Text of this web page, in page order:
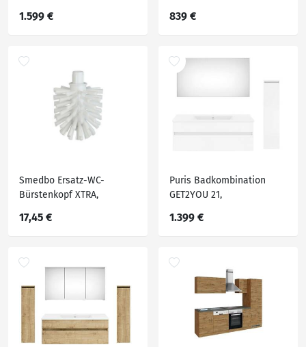
1.599 € 839 €
Smedbo Ersatz-WC-
Bürstenkopf XTRA,
17,45 €
Puris Badkombination
GET2YOU 21,
1.399 €